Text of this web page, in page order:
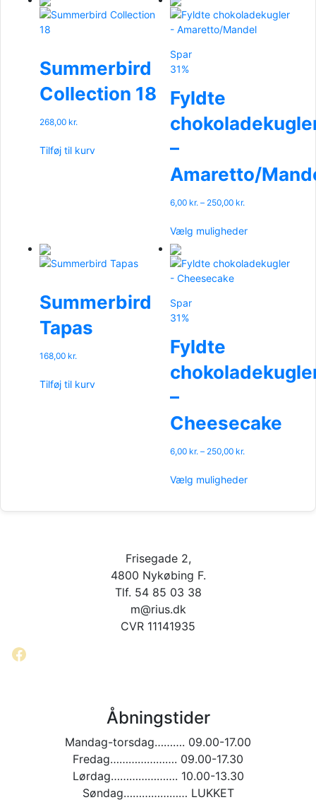
Summerbird
Collection 18
268,00 kr.
Tilføj til kurv
Spar
31%
Fyldte
–
Amaretto/
6,00 kr. – 250,00 kr.
til
Vælg muligheder
flere
Summerbird
Tapas
168,00 kr.
Tilføj til kurv
Spar
31%
Fyldte
–
Cheesecake
6,00 kr. – 250,00 kr.
til
Vælg muligheder
flere
Frisegade 2,
4800 Nykøbing F.
Tlf. 54 85 03 38
m@rius.dk
CVR 11141935
Facebook
Åbningstider
Mandag-torsdag………. 09.00-17.00
Fredag…………………. 09.00-17.30
Lørdag…………………. 10.00-13.30
Søndag………………… LUKKET